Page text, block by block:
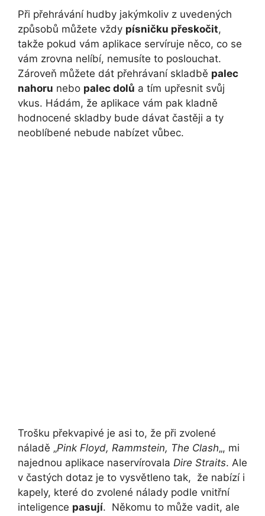
Při přehrávání hudby jakýmkoliv z uvedených
způsobů můžete vždy písničku přeskočit,
takže pokud vám aplikace servíruje něco, co se
vám zrovna nelíbí, nemusíte to poslouchat.
Zároveň můžete dát přehrávaní skladbě palec
nahoru nebo palec dolů a tím upřesnit svůj
vkus. Hádám, že aplikace vám pak kladně
hodnocené skladby bude dávat častěji a ty
neoblíbené nebude nabízet vůbec.
Trošku překvapivé je asi to, že při zvolené
náladě „Pink Floyd, Rammstein, The Clash„, mi
najednou aplikace naservírovala Dire Straits. Ale
v častých dotaz je to vysvětleno tak, že nabízí i
kapely, které do zvolené nálady podle vnitřní
inteligence pasují. Někomu to může vadit, ale